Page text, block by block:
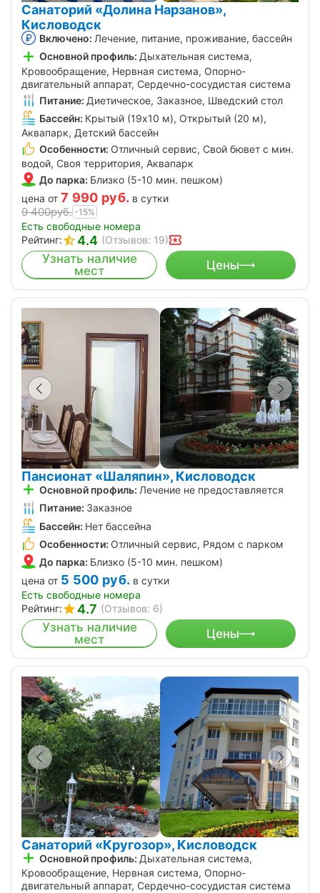
Санаторий «Долина Нарзанов»,
Кисловодск
Включено: Лечение, питание, проживание, бассейн
Основной профиль: Дыхательная система,
Кровообращение, Нервная система, Опорно-
двигательный аппарат, Сердечно-сосудистая система
Питание: Диетическое, Заказное, Шведский стол
Бассейн: Крытый (19х10 м), Открытый (20 м),
Аквапарк, Детский бассейн
Особенности: Отличный сервис, Свой бювет с мин.
водой, Своя территория, Аквапарк
До парка: Близко (5-10 мин. пешком)
цена от 7 990 руб. в сутки
9 400руб. -15%
Есть свободные номера
Рейтинг:
4.4 (Отзывов: 19)
Узнать наличие
мест
Цены
Пансионат «Шаляпин», Кисловодск
Основной профиль: Лечение не предоставляется
Питание: Заказное
Бассейн: Нет бассейна
Особенности: Отличный сервис, Рядом с парком
До парка: Близко (5-10 мин. пешком)
цена от 5 500 руб. в сутки
Есть свободные номера
Рейтинг:
4.7 (Отзывов: 6)
Узнать наличие
мест
Цены
Санаторий «Кругозор», Кисловодск
Основной профиль: Дыхательная система,
Кровообращение, Нервная система, Опорно-
двигательный аппарат, Сердечно-сосудистая система